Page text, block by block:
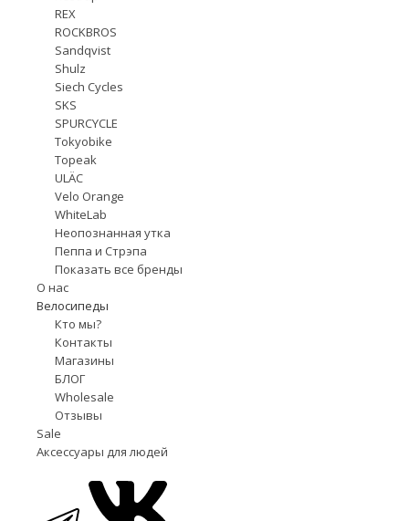
REX
ROCKBROS
Sandqvist
Shulz
Siech Cycles
SKS
SPURCYCLE
Tokyobike
Topeak
ULÄC
Velo Orange
WhiteLab
Неопознанная утка
Пеппа и Стрэпа
Показать все бренды
О нас
Велосипеды
Кто мы?
Контакты
Магазины
БЛОГ
Wholesale
Отзывы
Sale
Аксессуары для людей